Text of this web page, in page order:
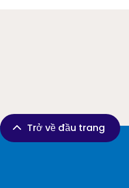
Trở về đầu trang